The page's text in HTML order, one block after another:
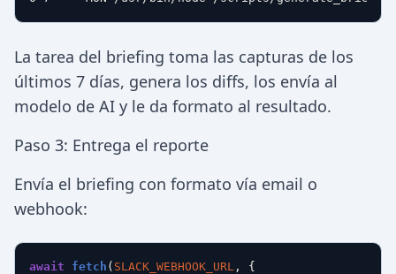
La tarea del briefing toma las capturas de los
últimos 7 días, genera los diffs, los envía al
modelo de AI y le da formato al resultado.
Paso 3: Entrega el reporte
Envía el briefing con formato vía email o
webhook:
await fetch ( SLACK_WEBHOOK_URL , {